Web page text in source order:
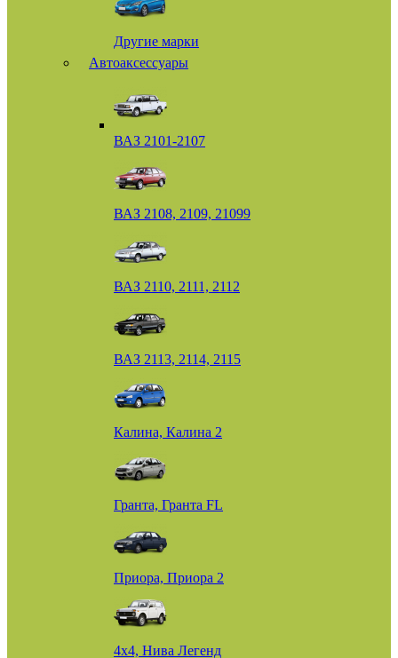
Другие марки
Автоаксессуары
ВАЗ 2101-2107
ВАЗ 2108, 2109, 21099
ВАЗ 2110, 2111, 2112
ВАЗ 2113, 2114, 2115
Калина, Калина 2
Гранта, Гранта FL
Приора, Приора 2
4х4, Нива Легенд